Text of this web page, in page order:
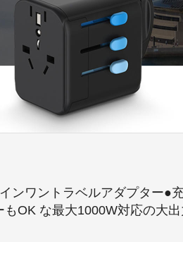
ンワントラベルアダプター●
OK な最大1000W対応の大